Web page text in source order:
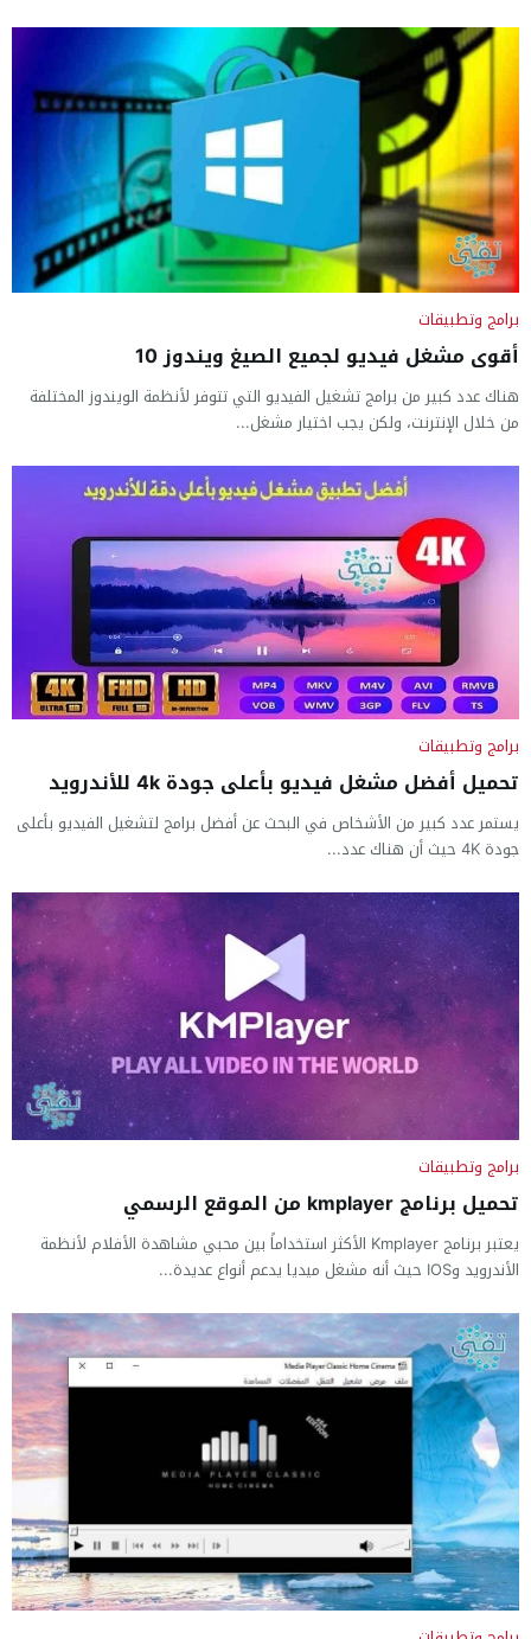
برامج وتطبيقات
أقوى مشغل فيديو لجميع الصيغ ويندوز 10
هناك عدد كبير من برامج تشغيل الفيديو التي تتوفر لأنظمة الويندوز المختلفة
من خلال الإنترنت، ولكن يجب اختيار مشغل...
برامج وتطبيقات
تحميل أفضل مشغل فيديو بأعلى جودة 4k للأندرويد
يستمر عدد كبير من الأشخاص في البحث عن أفضل برامج لتشغيل الفيديو بأعلى
جودة 4K حيث أن هناك عدد...
برامج وتطبيقات
تحميل برنامج kmplayer من الموقع الرسمي
يعتبر برنامج Kmplayer الأكثر استخداماً بين محبي مشاهدة الأفلام لأنظمة
الأندرويد وIOS حيث أنه مشغل ميديا يدعم أنواع عديدة...